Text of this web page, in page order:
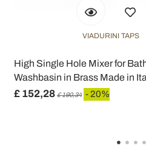
VIADURINI TAPS
High Single Hole Mixer for
Washbasin in Brass Made in
£ 152,28 £ 190,34 - 20%